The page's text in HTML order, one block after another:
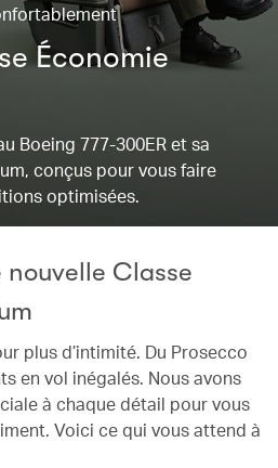
Économie
Boeing 777-300ER et sa
conçus pour vous faire
optimisées.
Classe
plus d’intimité. Du Prosecco
en vol inégalés. Nous avons
à chaque détail pour vous
Voici ce qui vous attend à